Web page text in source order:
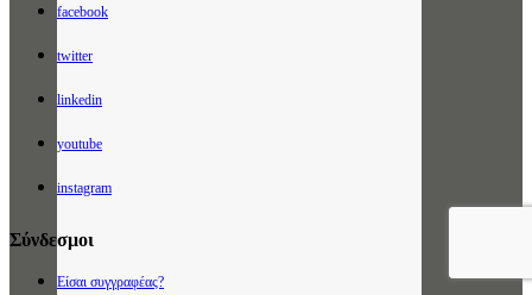
facebook
twitter
linkedin
youtube
instagram
Σύνδεσμοι
Είσαι συγγραφέας?